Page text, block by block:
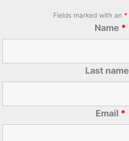
Fields marked with an *
Name *
Last name
Email *